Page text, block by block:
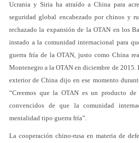
Ucrania y Siria ha atraído a China para
seguridad global encabezado por chinos y
rechazado la expansión de la OTAN en los
instado a la comunidad internacional para
guerra fría de la OTAN, justo como China
Montenegro a la OTAN en diciembre de
exterior de China dijo en ese momento
“Creemos que la OTAN es un producto
convencidos de que la comunidad
mentalidad tipo guerra fría”.
La cooperación chino-rusa en materia de